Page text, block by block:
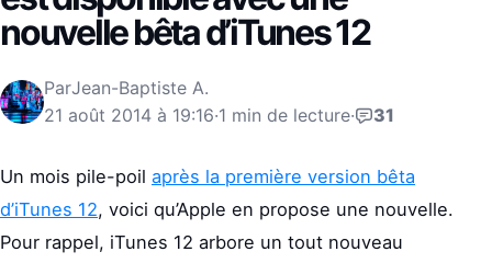
nouvelle bêta d’iTunes 12
ParJean-Baptiste A.
21 août 2014 à 19:16·1 min de lecture· 31
Un mois pile-poil après la première version bêta
d’iTunes 12, voici qu’Apple en propose une nouvelle.
Pour rappel, iTunes 12 arbore un tout nouveau